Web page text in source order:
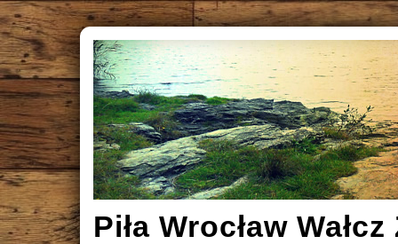
Piła Wrocław